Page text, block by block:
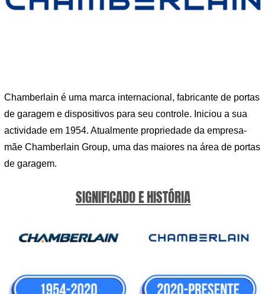
Chamberlain é uma marca internacional, fabricante de portas
de garagem e dispositivos para seu controle. Iniciou a sua
actividade em 1954. Atualmente propriedade da empresa-
mãe Chamberlain Group, uma das maiores na área de portas
de garagem.
SIGNIFICADO E HISTÓRIA